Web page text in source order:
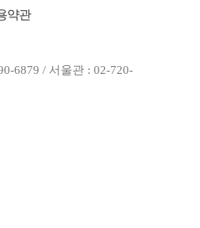
약관
6879 / 서울관 : 02-720-